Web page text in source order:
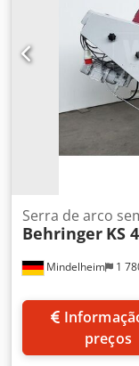
Mindelheim 1
Serra de arco
Behringer KS
preços